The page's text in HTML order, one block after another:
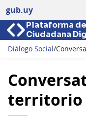
gub.uy
Plataforma
Ciudadana
Diálogo Social/
territorio